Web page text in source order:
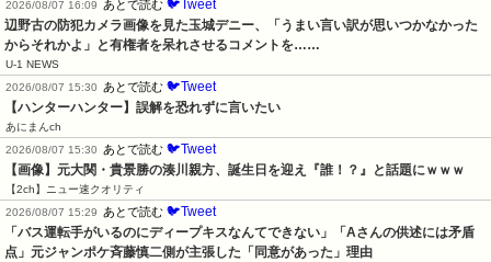
2026/08/07 16:09
あとで読む 🐦Tweet
辺野古の防犯カメラ画像を見た玉城デニー、「うまい言い訳が思いつかなかった
からそれかよ」と有権者を呆れさせるコメントを……
U-1 NEWS
2026/08/07 15:30
あとで読む 🐦Tweet
【ハンターハンター】誤解を恐れずに言いたい
あにまんch
2026/08/07 15:30
あとで読む 🐦Tweet
【画像】元大関・貴景勝の湊川親方、誕生日を迎え『誰！？』と話題にｗｗｗ
【2ch】ニュー速クオリティ
2026/08/07 15:29
あとで読む 🐦Tweet
「バス運転手がいるのにディープキスなんてできない」「Aさんの供述には矛盾
点」元ジャンポケ斉藤慎二側が主張した「同意があった」理由